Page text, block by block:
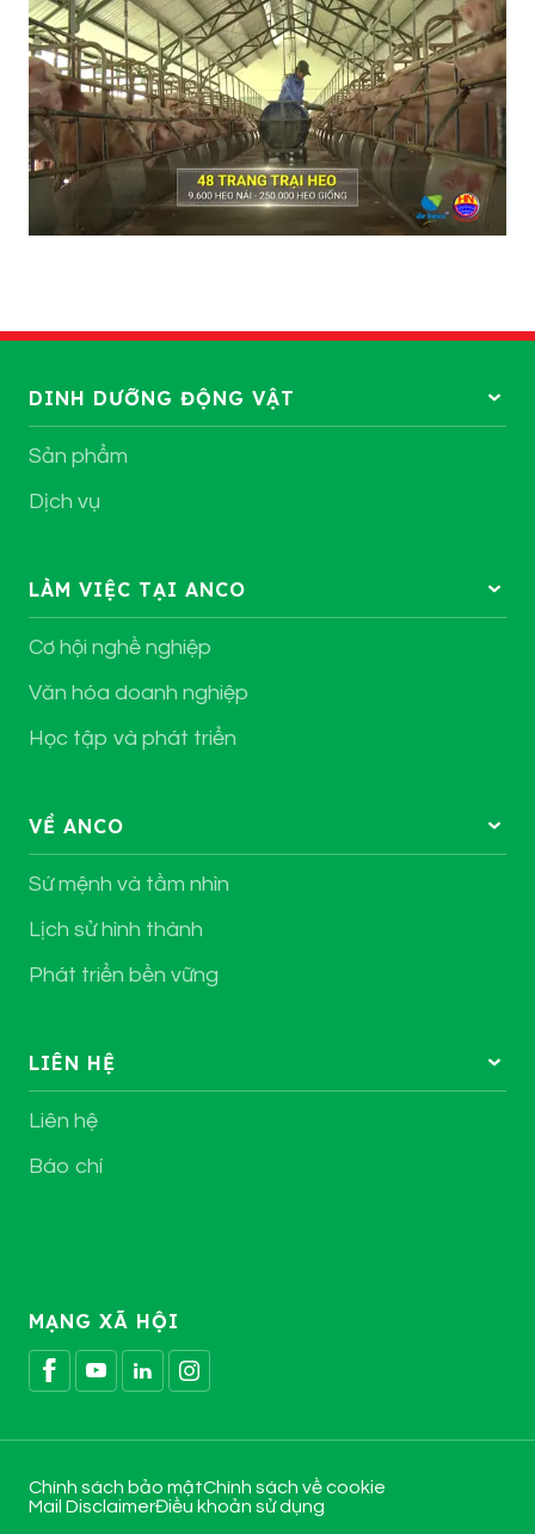
DINH DƯỠNG ĐỘNG VẬT
Sản phẩm
Dịch vụ
LÀM VIỆC TẠI ANCO
Cơ hội nghề nghiệp
Văn hóa doanh nghiệp
Học tập và phát triển
VỀ ANCO
Sứ mệnh và tầm nhìn
Lịch sử hình thành
Phát triển bền vững
LIÊN HỆ
Liên hệ
Báo chí
MẠNG XÃ HỘI
Chính sách bảo mậtChính sách về cookie
Mail DisclaimerĐiều khoản sử dụng